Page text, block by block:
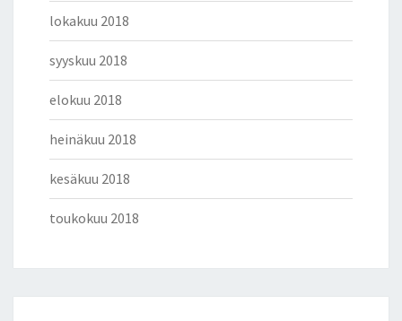
lokakuu 2018
syyskuu 2018
elokuu 2018
heinäkuu 2018
kesäkuu 2018
toukokuu 2018